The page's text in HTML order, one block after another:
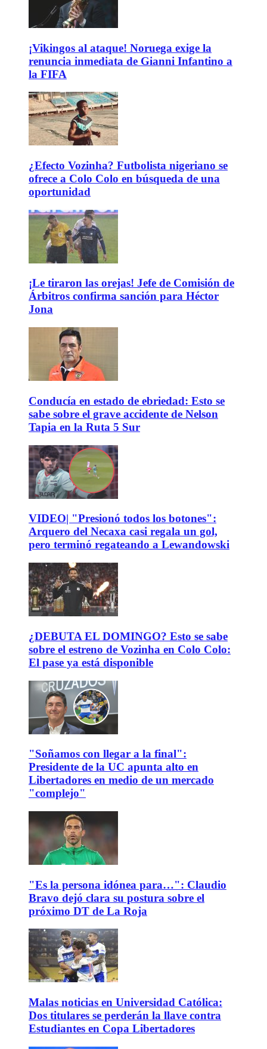
¡Vikingos al ataque! Noruega exige la
renuncia inmediata de Gianni Infantino a
la FIFA
¿Efecto Vozinha? Futbolista nigeriano se
ofrece a Colo Colo en búsqueda de una
oportunidad
¡Le tiraron las orejas! Jefe de Comisión de
Árbitros confirma sanción para Héctor
Jona
Conducía en estado de ebriedad: Esto se
sabe sobre el grave accidente de Nelson
Tapia en la Ruta 5 Sur
VIDEO| "Presionó todos los botones":
Arquero del Necaxa casi regala un gol,
pero terminó regateando a Lewandowski
¿DEBUTA EL DOMINGO? Esto se sabe
sobre el estreno de Vozinha en Colo Colo:
El pase ya está disponible
"Soñamos con llegar a la final":
Presidente de la UC apunta alto en
Libertadores en medio de un mercado
"complejo"
"Es la persona idónea para…": Claudio
Bravo dejó clara su postura sobre el
próximo DT de La Roja
Malas noticias en Universidad Católica:
Dos titulares se perderán la llave contra
Estudiantes en Copa Libertadores